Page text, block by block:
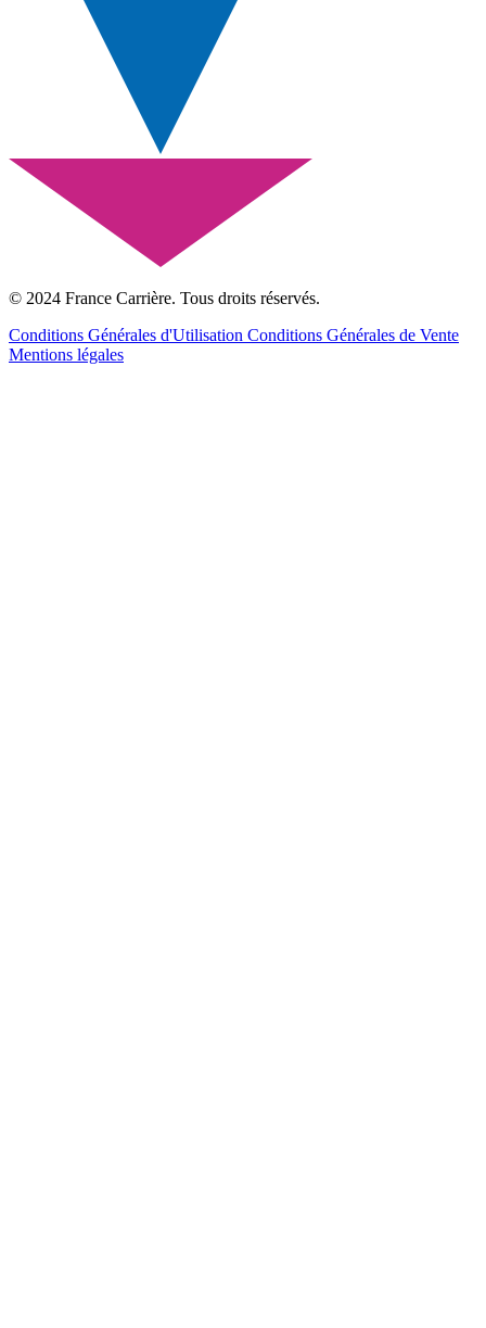
© 2024 France Carrière. Tous droits réservés.
Conditions Générales d'Utilisation Conditions Générales de Vente
Mentions légales